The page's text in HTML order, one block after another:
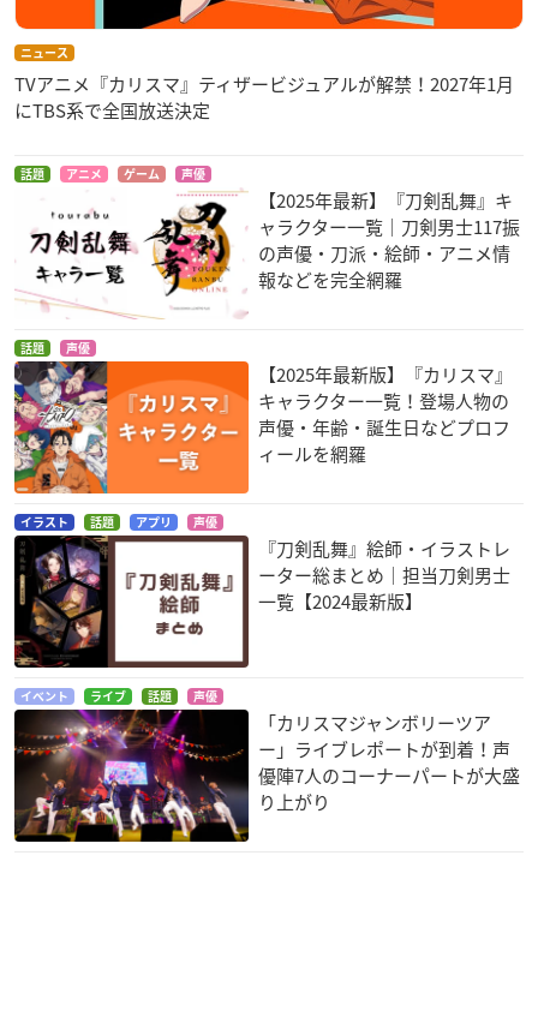
ニュース
TVアニメ『カリスマ』ティザービジュアルが解禁！2027年1月
にTBS系で全国放送決定
話題 アニメ ゲーム 声優
【2025年最新】『刀剣乱舞』キ
ャラクター一覧｜刀剣男士117振
の声優・刀派・絵師・アニメ情
報などを完全網羅
話題 声優
【2025年最新版】『カリスマ』
キャラクター一覧！登場人物の
声優・年齢・誕生日などプロフ
ィールを網羅
イラスト 話題 アプリ 声優
『刀剣乱舞』絵師・イラストレ
ーター総まとめ｜担当刀剣男士
一覧【2024最新版】
イベント ライブ 話題 声優
「カリスマジャンボリーツア
ー」ライブレポートが到着！声
優陣7人のコーナーパートが大盛
り上がり